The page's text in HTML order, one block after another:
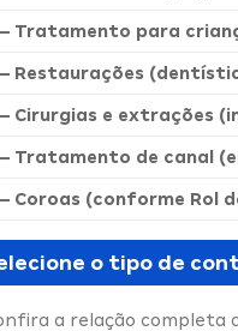
– Tratamento para
– Restaurações
– Cirurgias e extrações
– Tratamento de canal
– Coroas (conforme Rol
o tipo de
a relação completa